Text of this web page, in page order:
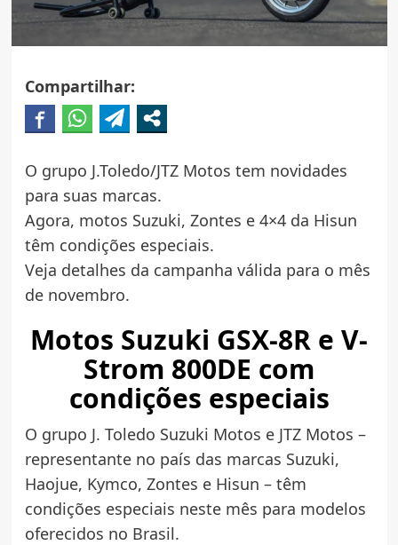
Compartilhar:
O grupo J.Toledo/JTZ Motos tem novidades
para suas marcas.
Agora, motos Suzuki, Zontes e 4×4 da Hisun
têm condições especiais.
Veja detalhes da campanha válida para o mês
de novembro.
Motos Suzuki GSX-8R e V-
Strom 800DE com
condições especiais
O grupo J. Toledo Suzuki Motos e JTZ Motos –
representante no país das marcas Suzuki,
Haojue, Kymco, Zontes e Hisun – têm
condições especiais neste mês para modelos
oferecidos no Brasil.